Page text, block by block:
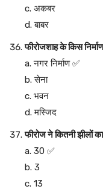
c. अकबर
d. बाबर
फीरोजशाह के किस
a. नगर निर्माण ✅
b. सेना
c. भवन
d. मस्जिद
फीरोज ने कितनी झीलों का
a. 30 ✅
b. 3
c. 13